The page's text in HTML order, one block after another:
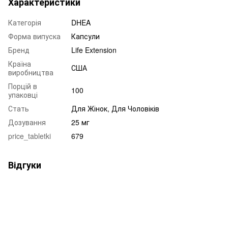
Категорія
DHEA
Форма випуска
Капсули
Бренд
Life Extension
Країна
виробництва
США
Порцій в
упаковці
100
Стать
Для Жінок, Для Чоловіків
Дозування
25 мг
price_tabletki
679
Відгуки